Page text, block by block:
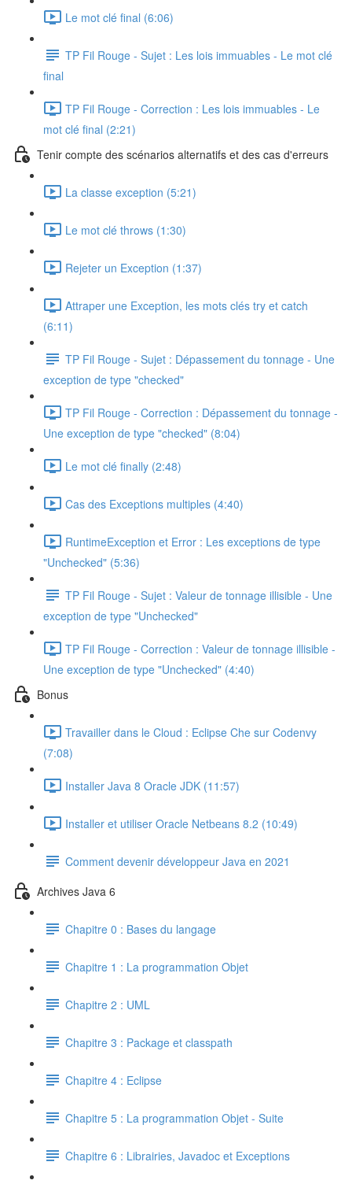
Le mot clé final (6:06)
TP Fil Rouge - Sujet : Les lois immuables - Le mot clé
final
TP Fil Rouge - Correction : Les lois immuables - Le
mot clé final (2:21)
Tenir compte des scénarios alternatifs et des cas d'erreurs
La classe exception (5:21)
Le mot clé throws (1:30)
Rejeter un Exception (1:37)
Attraper une Exception, les mots clés try et catch
(6:11)
TP Fil Rouge - Sujet : Dépassement du tonnage - Une
exception de type "checked"
TP Fil Rouge - Correction : Dépassement du tonnage -
Une exception de type "checked" (8:04)
Le mot clé finally (2:48)
Cas des Exceptions multiples (4:40)
RuntimeException et Error : Les exceptions de type
"Unchecked" (5:36)
TP Fil Rouge - Sujet : Valeur de tonnage illisible - Une
exception de type "Unchecked"
TP Fil Rouge - Correction : Valeur de tonnage illisible -
Une exception de type "Unchecked" (4:40)
Bonus
Travailler dans le Cloud : Eclipse Che sur Codenvy
(7:08)
Installer Java 8 Oracle JDK (11:57)
Installer et utiliser Oracle Netbeans 8.2 (10:49)
Comment devenir développeur Java en 2021
Archives Java 6
Chapitre 0 : Bases du langage
Chapitre 1 : La programmation Objet
Chapitre 2 : UML
Chapitre 3 : Package et classpath
Chapitre 4 : Eclipse
Chapitre 5 : La programmation Objet - Suite
Chapitre 6 : Librairies, Javadoc et Exceptions